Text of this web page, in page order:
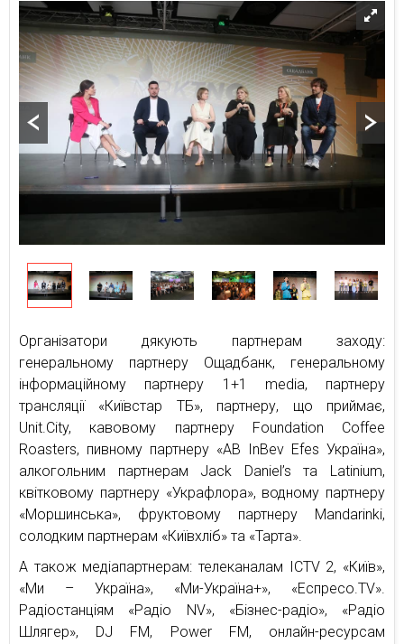
Організатори дякують партнерам заходу:
генеральному партнеру Ощадбанк, генеральному
інформаційному партнеру 1+1 media, партнеру
трансляції «Київстар ТБ», партнеру, що приймає,
Unit.City, кавовому партнеру Foundation Coffee
Roasters, пивному партнеру «AB InBev Efes Україна»,
алкогольним партнерам Jack Daniel’s та Latinium,
квітковому партнеру «Украфлора», водному партнеру
«Моршинська», фруктовому партнеру Mandarinki,
солодким партнерам «Київхліб» та «Тарта».
А також медіапартнерам: телеканалам ICTV 2, «Київ»,
«Ми – Україна», «Ми-Україна+», «Еспресо.TV».
Радіостанціям «Радіо NV», «Бізнес-радіо», «Радіо
Шлягер», DJ FM, Power FM, онлайн-ресурсам